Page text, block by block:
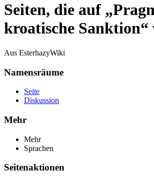
Seiten, die auf
kroatische
Aus EsterhazyWiki
Namensräume
Seite
Diskussion
Mehr
Mehr
Sprachen
Seitenaktionen